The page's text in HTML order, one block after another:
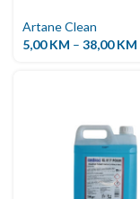
Artane Clean
5,00KM – 38,00KM